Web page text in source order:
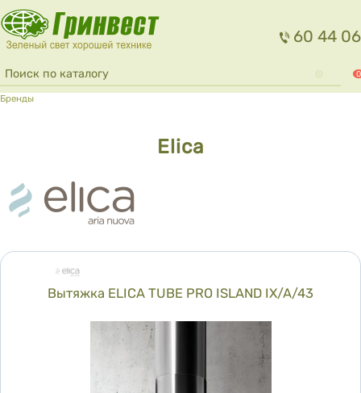
Перейти к основному содержанию
60 44 06
Форма поиска
Поиск 0
Вы здесь
Бренды
Elica
Вытяжка ELICA TUBE PRO ISLAND IX/A/43